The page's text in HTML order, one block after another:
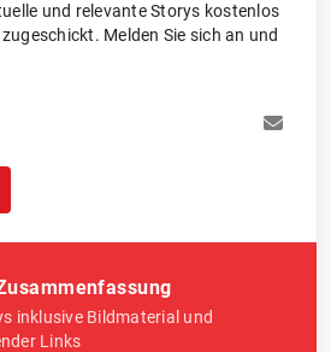
und relevante Storys kostenlos
Melden Sie sich an und
inklusive Bildmaterial und
Links